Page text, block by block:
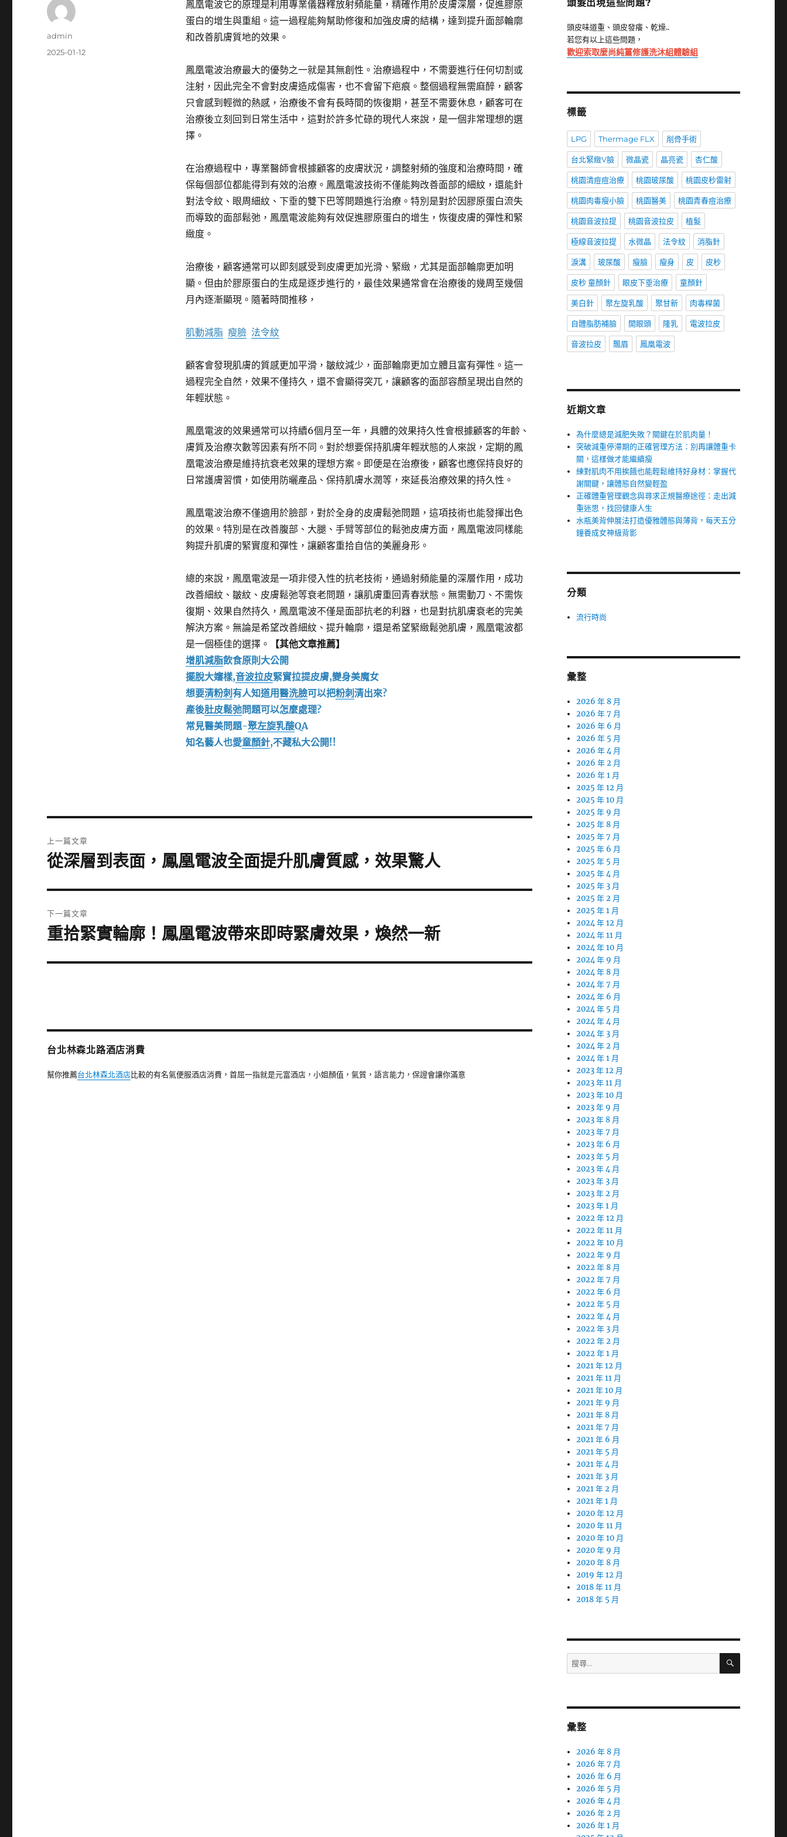
鳳凰電波它的原理是利用專業儀器釋放射頻能量，精確作用於皮膚深層，促進膠原
蛋白的增生與重組。這一過程能夠幫助修復和加強皮膚的結構，達到提升面部輪廓
和改善肌膚質地的效果。
鳳凰電波治療最大的優勢之一就是其無創性。治療過程中，不需要進行任何切割或
注射，因此完全不會對皮膚造成傷害，也不會留下疤痕。整個過程無需麻醉，顧客
只會感到輕微的熱感，治療後不會有長時間的恢復期，甚至不需要休息，顧客可在
治療後立刻回到日常生活中，這對於許多忙碌的現代人來說，是一個非常理想的選
擇。
在治療過程中，專業醫師會根據顧客的皮膚狀況，調整射頻的強度和治療時間，確
保每個部位都能得到有效的治療。鳳凰電波技術不僅能夠改善面部的細紋，還能針
對法令紋、眼周細紋、下垂的雙下巴等問題進行治療。特別是對於因膠原蛋白流失
而導致的面部鬆弛，鳳凰電波能夠有效促進膠原蛋白的增生，恢復皮膚的彈性和緊
緻度。
治療後，顧客通常可以即刻感受到皮膚更加光滑、緊緻，尤其是面部輪廓更加明
顯。但由於膠原蛋白的生成是逐步進行的，最佳效果通常會在治療後的幾周至幾個
月內逐漸顯現。隨著時間推移，
肌動減脂 瘦臉 法令紋
顧客會發現肌膚的質感更加平滑，皺紋減少，面部輪廓更加立體且富有彈性。這一
過程完全自然，效果不僅持久，還不會顯得突兀，讓顧客的面部容顏呈現出自然的
年輕狀態。
鳳凰電波的效果通常可以持續6個月至一年，具體的效果持久性會根據顧客的年齡、
膚質及治療次數等因素有所不同。對於想要保持肌膚年輕狀態的人來說，定期的鳳
凰電波治療是維持抗衰老效果的理想方案。即便是在治療後，顧客也應保持良好的
日常護膚習慣，如使用防曬產品、保持肌膚水潤等，來延長治療效果的持久性。
鳳凰電波治療不僅適用於臉部，對於全身的皮膚鬆弛問題，這項技術也能發揮出色
的效果。特別是在改善腹部、大腿、手臂等部位的鬆弛皮膚方面，鳳凰電波同樣能
夠提升肌膚的緊實度和彈性，讓顧客重拾自信的美麗身形。
總的來說，鳳凰電波是一項非侵入性的抗老技術，通過射頻能量的深層作用，成功
改善細紋、皺紋、皮膚鬆弛等衰老問題，讓肌膚重回青春狀態。無需動刀、不需恢
復期、效果自然持久，鳳凰電波不僅是面部抗老的利器，也是對抗肌膚衰老的完美
解決方案。無論是希望改善細紋、提升輪廓，還是希望緊緻鬆弛肌膚，鳳凰電波都
是一個極佳的選擇。
【其他文章推薦】
增肌減脂飲食原則大公開
擺脫大嬸樣,音波拉皮緊實拉提皮膚,變身美魔女
想要清粉刺 有人知道用醫洗臉可以把粉刺 清出來?
產後肚皮鬆弛問題可以怎麼處理?
常見醫美問題-聚左旋乳酸QA
知名藝人也愛童顏針,不藏私大公開!!
作
admin
發
2025-01-12
章
上一篇文章
上
篇
文
章:
從深層到表面，鳳凰電波全面提升肌膚質感，效果驚人
下一篇文章
下
篇
重拾緊實輪廓！鳳凰電波帶來即時緊膚效果，煥然一新
台北林森北路酒店消費
幫你推薦台北林森北酒店比較的有名氣便服酒店消費，首屈一指就是元富酒店，小姐顏值，氣質，語言能力，保證會讓你滿意
頭髮出現這些問題?
頭皮味道重、頭皮發癢、乾燥..
若您有以上這些問題，
歡迎索取麼尚純薑修護洗沐組體驗組
標籤
LPG Thermage FLX 削骨手術
台北緊緻V臉 微晶瓷 晶亮瓷 杏仁酸
桃園清痘痘治療 桃園玻尿酸 桃園皮秒雷射
桃園肉毒瘦小臉 桃園醫美 桃園青春痘治療
桃園音波拉提 桃園音波拉皮 植髮
極線音波拉提 水微晶 法令紋 消脂針
淚溝 玻尿酸 瘦臉 瘦身 皮 皮秒
皮秒 童顏針 眼皮下垂治療 童顏針
美白針 聚左旋乳酸 聚甘新 肉毒桿菌
自體脂肪補臉 開眼頭 隆乳 電波拉皮
音波拉皮 飄眉 鳳凰電波
近期文章
為什麼總是減肥失敗？關鍵在於肌肉量！
突破減重停滯期的正確管理方法：別再讓體重卡
關，這樣做才能繼續瘦
練對肌肉不用挨餓也能輕鬆維持好身材：掌握代
謝關鍵，讓體態自然變輕盈
正確體重管理觀念與尋求正規醫療途徑：走出減
重迷思，找回健康人生
水瓶美背伸展法打造優雅體態與薄背，每天五分
鐘養成女神級背影
分類
流行時尚
彙整
2026 年 8 月
2026 年 7 月
2026 年 6 月
2026 年 5 月
2026 年 4 月
2026 年 2 月
2026 年 1 月
2025 年 12 月
2025 年 10 月
2025 年 9 月
2025 年 8 月
2025 年 7 月
2025 年 6 月
2025 年 5 月
2025 年 4 月
2025 年 3 月
2025 年 2 月
2025 年 1 月
2024 年 12 月
2024 年 11 月
2024 年 10 月
2024 年 9 月
2024 年 8 月
2024 年 7 月
2024 年 6 月
2024 年 5 月
2024 年 4 月
2024 年 3 月
2024 年 2 月
2024 年 1 月
2023 年 12 月
2023 年 11 月
2023 年 10 月
2023 年 9 月
2023 年 8 月
2023 年 7 月
2023 年 6 月
2023 年 5 月
2023 年 4 月
2023 年 3 月
2023 年 2 月
2023 年 1 月
2022 年 12 月
2022 年 11 月
2022 年 10 月
2022 年 9 月
2022 年 8 月
2022 年 7 月
2022 年 6 月
2022 年 5 月
2022 年 4 月
2022 年 3 月
2022 年 2 月
2022 年 1 月
2021 年 12 月
2021 年 11 月
2021 年 10 月
2021 年 9 月
2021 年 8 月
2021 年 7 月
2021 年 6 月
2021 年 5 月
2021 年 4 月
2021 年 3 月
2021 年 2 月
2021 年 1 月
2020 年 12 月
2020 年 11 月
2020 年 10 月
2020 年 9 月
2020 年 8 月
2019 年 12 月
2018 年 11 月
2018 年 5 月
搜
尋
字:
搜
彙整
2026 年 8 月
2026 年 7 月
2026 年 6 月
2026 年 5 月
2026 年 4 月
2026 年 2 月
2026 年 1 月